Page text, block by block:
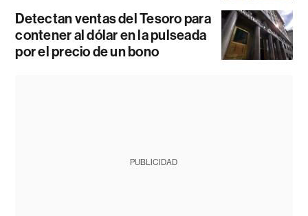
Detectan ventas del Tesoro para
contener al dólar en la pulseada
por el precio de un bono
PUBLICIDAD